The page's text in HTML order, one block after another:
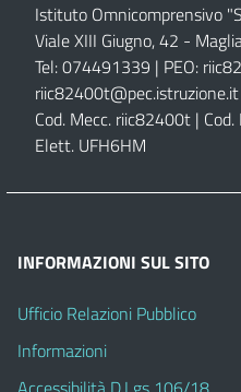
Istituto Omnicomprensivo
Viale XIII Giugno, 42 -
Tel: 074491339 | PEO:
riic82400t@pec.istruzione.it
Cod. Mecc. riic82400t |
Elett. UFH6HM
INFORMAZIONI SUL SITO
Ufficio Relazioni Pubblico
Informazioni